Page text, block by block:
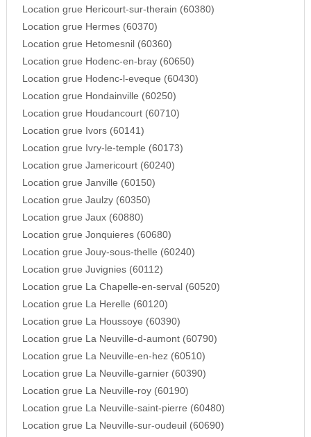
Location grue Hericourt-sur-therain (60380)
Location grue Hermes (60370)
Location grue Hetomesnil (60360)
Location grue Hodenc-en-bray (60650)
Location grue Hodenc-l-eveque (60430)
Location grue Hondainville (60250)
Location grue Houdancourt (60710)
Location grue Ivors (60141)
Location grue Ivry-le-temple (60173)
Location grue Jamericourt (60240)
Location grue Janville (60150)
Location grue Jaulzy (60350)
Location grue Jaux (60880)
Location grue Jonquieres (60680)
Location grue Jouy-sous-thelle (60240)
Location grue Juvignies (60112)
Location grue La Chapelle-en-serval (60520)
Location grue La Herelle (60120)
Location grue La Houssoye (60390)
Location grue La Neuville-d-aumont (60790)
Location grue La Neuville-en-hez (60510)
Location grue La Neuville-garnier (60390)
Location grue La Neuville-roy (60190)
Location grue La Neuville-saint-pierre (60480)
Location grue La Neuville-sur-oudeuil (60690)